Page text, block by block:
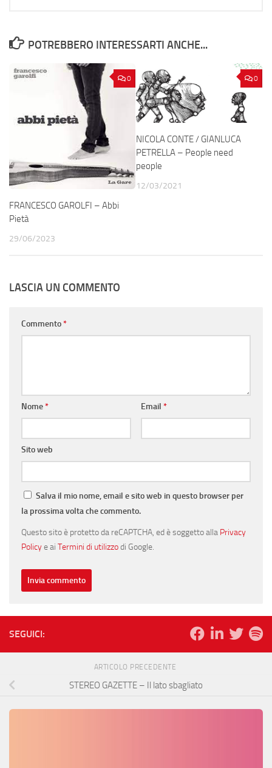
POTREBBERO INTERESSARTI ANCHE...
0
FRANCESCO GAROLFI – Abbi
Pietà
29/06/2023
0
NICOLA CONTE / GIANLUCA
PETRELLA – People need
people
12/03/2021
LASCIA UN COMMENTO
Commento*
Nome* Email *
Sito web
Salva il mio nome, email e sito web in questo browser per
la prossima volta che commento.
Questo sito è protetto da reCAPTCHA, ed è soggetto alla Privacy
Policye ai Termini di utilizzodi Google.
SEGUICI:
ARTICOLO PRECEDENTE
STEREO GAZETTE – Il lato sbagliato